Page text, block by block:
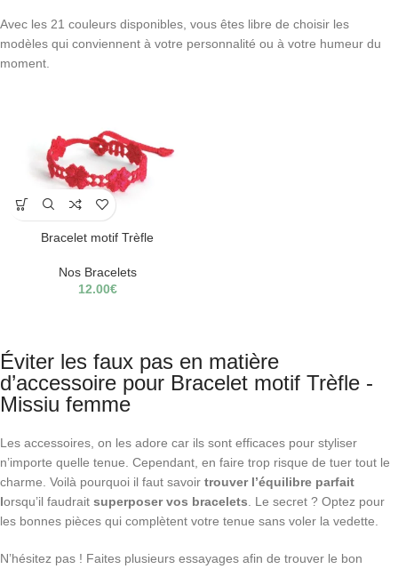
Avec les 21 couleurs disponibles, vous êtes libre de choisir les
modèles qui conviennent à votre personnalité ou à votre humeur du
moment.
Bracelet motif Trèfle
Nos Bracelets
12.00€
Éviter les faux pas en matière
d’accessoire pour Bracelet motif Trèfle -
Missiu femme
Les accessoires, on les adore car ils sont efficaces pour styliser
n’importe quelle tenue. Cependant, en faire trop risque de tuer tout le
charme. Voilà pourquoi il faut savoir trouver l’équilibre parfait
lorsqu’il faudrait superposer vos bracelets . Le secret ? Optez pour
les bonnes pièces qui complètent votre tenue sans voler la vedette.
N’hésitez pas ! Faites plusieurs essayages afin de trouver le bon